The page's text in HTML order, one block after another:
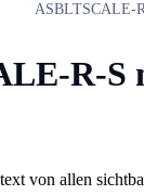
ASBLTSCALE-
R-S
von allen